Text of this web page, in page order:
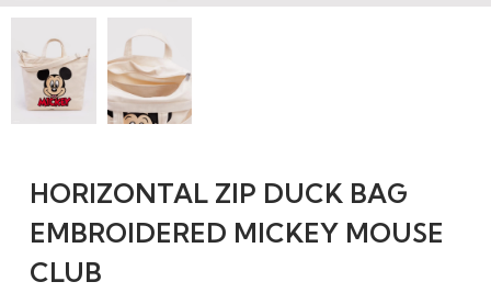
HORIZONTAL ZIP DUCK BAG
EMBROIDERED MICKEY MOUSE
CLUB